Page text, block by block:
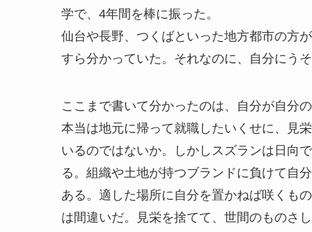
学で、4年間を棒に振った。
仙台や長野、つくばといった地方都市の方
すら分かっていた。それなのに、自分にう
ここまで書いて分かったのは、自分が自分
本当は地元に帰って就職したいくせに、見
いるのではないか。しかしスズランは日向
る。組織や土地が持つブランドに負けて自
ある。適した場所に自分を置かねば咲くも
は間違いだ。見栄を捨てて、世間のものさ